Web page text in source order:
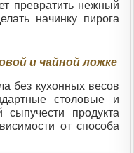
превратить нежный
начинку пирога
и чайной ложке
без кухонных весов
столовые и
продукта
от способа